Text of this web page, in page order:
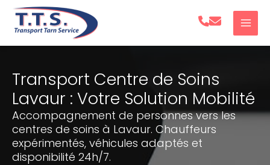
Aller
Transport Centre de Soins
Lavaur : Votre Solution Mobilité
Accompagnement de personnes vers les
centres de soins à Lavaur. Chauffeurs
expérimentés, véhicules adaptés et
disponibilité 24h/7.